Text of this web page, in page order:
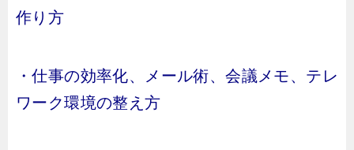
作り方
・仕事の効率化、メール術、会議メモ、テレ
ワーク環境の整え方